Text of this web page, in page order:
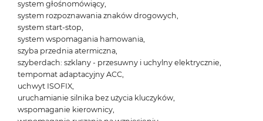
system głośnomówiący,
system rozpoznawania znaków drogowych,
system start-stop,
system wspomagania hamowania,
szyba przednia atermiczna,
szyberdach: szklany - przesuwny i uchylny elektrycznie,
tempomat adaptacyjny ACC,
uchwyt ISOFIX,
uruchamianie silnika bez użycia kluczyków,
wspomaganie kierownicy,